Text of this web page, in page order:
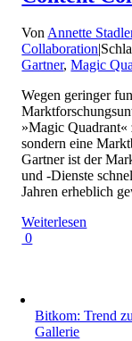
VonAnnette
Collaboration|
Gartner,Magic
Wegen geringer
»Magic Quadrant«
sondern eine
Gartner ist der
und -Dienste
Jahren erheblich
Weiterlesen
0
Bitkom: Trend
Gallerie